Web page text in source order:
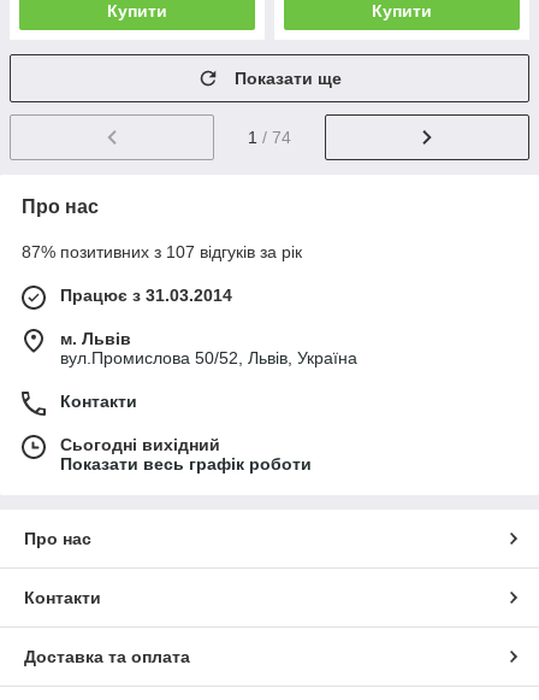
Купити Купити
Показати ще
1 / 74
Про нас
87% позитивних з 107 відгуків за рік
Працює з 31.03.2014
м. Львів
вул.Промислова 50/52, Львів, Україна
Контакти
Сьогодні вихідний
Показати весь графік роботи
Про нас
Контакти
Доставка та оплата